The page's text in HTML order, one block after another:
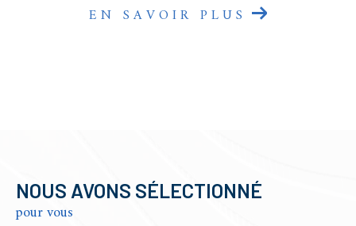
EN SAVOIR PLUS
NOUS AVONS SÉLECTIONNÉ
pour vous